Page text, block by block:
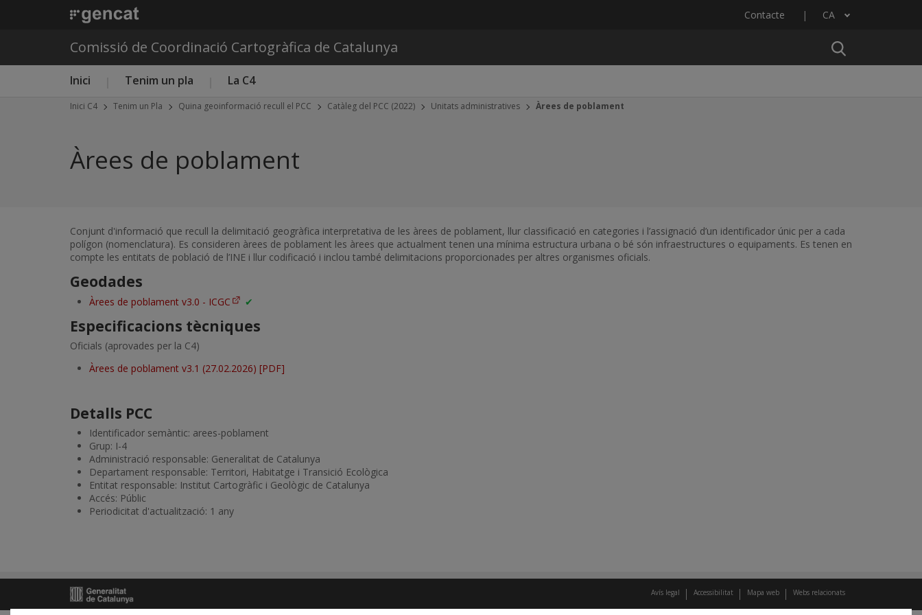
Contacte CA
Llista les accions addicionals
Comissió de Coordinació Cartogràfica de Catalunya
Menú principal C4
Inici Tenim un pla La C4
Inici C4 Tenim un Pla Quina geoinformació recull el PCC Catàleg del PCC (2022) Unitats administratives Àrees de poblament
Àrees de poblament
Conjunt d'informació que recull la delimitació geogràfica interpretativa de les àrees de poblament, llur classificació en categories i l’assignació d’un identificador únic per a cada
polígon (nomenclatura). Es consideren àrees de poblament les àrees que actualment tenen una mínima estructura urbana o bé són infraestructures o equipaments. Es tenen en
compte les entitats de població de l’INE i llur codificació i inclou també delimitacions proporcionades per altres organismes oficials.
Geodades
Àrees de poblament v3.0 - ICGC ✔
Especificacions tècniques
Oficials (aprovades per la C4)
Àrees de poblament v3.1 (27.02.2026) [PDF]
Detalls PCC
Identificador semàntic: arees-poblament
Grup: I-4
Administració responsable: Generalitat de Catalunya
Departament responsable: Territori, Habitatge i Transició Ecològica
Entitat responsable: Institut Cartogràfic i Geològic de Catalunya
Accés: Públic
Periodicitat d'actualització: 1 any
Avís legal Accessibilitat Mapa web Webs relacionats